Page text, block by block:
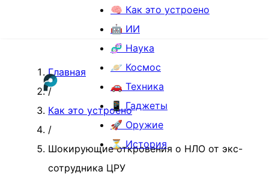
🧠 Как это устроено
🤖 ИИ
🧬 Наука
🪐 Космос
🚗 Техника
📱 Гаджеты
🚀 Оружие
⏳ История
Главная
/
Как это устроено
/
Шокирующие откровения о НЛО от экс-
сотрудника ЦРУ